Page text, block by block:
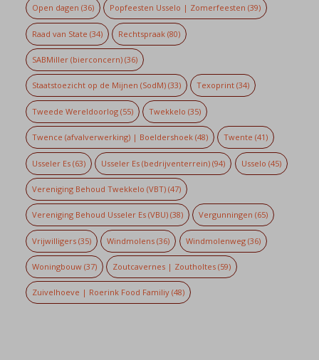
Open dagen (36) Popfeesten Usselo | Zomerfeesten (39)
Raad van State (34) Rechtspraak (80)
SABMiller (bierconcern)(36)
Staatstoezicht op de Mijnen (SodM)(33) Texoprint (34)
Tweede Wereldoorlog(55) Twekkelo (35)
Twence (afvalverwerking) | Boeldershoek(48) Twente (41)
Usseler Es(63) Usseler Es (bedrijventerrein) (94) Usselo (45)
Vereniging Behoud Twekkelo (VBT)(47)
Vereniging Behoud Usseler Es (VBU)(38) Vergunningen (65)
Vrijwilligers(35) Windmolens (36) Windmolenweg(36)
Woningbouw(37) Zoutcavernes | Zoutholtes (59)
Zuivelhoeve | Roerink Food Familiy(48)